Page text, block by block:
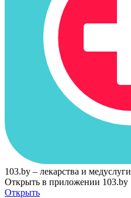
103.by – лекарства и медуслуги
Открыть в приложении 103.by
Открыть